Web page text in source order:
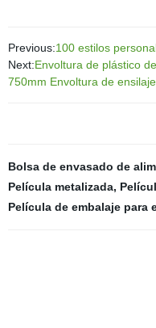
Previous:100 estilos
Next:Envoltura de plástico
750mm Envoltura de
Bolsa de envasado de
Película metalizada,
Película de embalaje para